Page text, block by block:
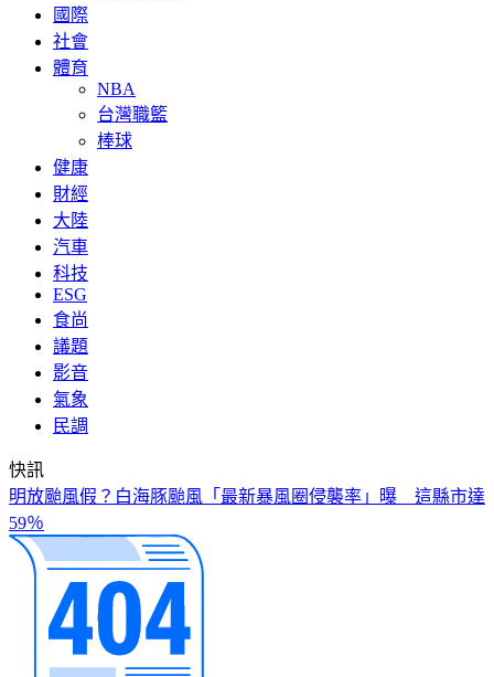
國際
社會
體育
NBA
台灣職籃
棒球
健康
財經
大陸
汽車
科技
ESG
食尚
議題
影音
氣象
民調
快訊
明放颱風假？白海豚颱風「最新暴風圈侵襲率」曝 這縣市達
59％